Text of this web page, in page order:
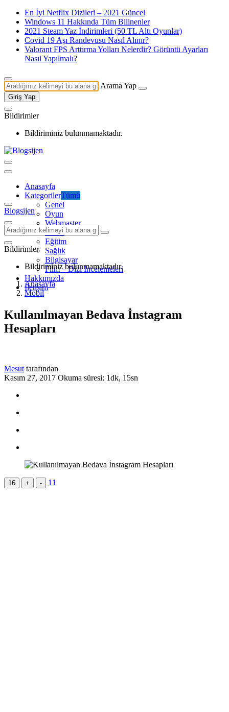
En İyi Netflix Dizileri – 2021 Güncel
Windows 11 Hakkında Tüm Bilinenler
2021 Steam Yaz İndirimleri (50 TL Altı Oyunlar)
Covid 19 Aşı Randevusu Nasıl Alınır?
Valorant FPS Arttırma Yolları Nelerdir? Görüntü Ayarları
Nasıl Yapılmalı?
Arama Yap
Giriş Yap
Bildirimler
Bildiriminiz bulunmamaktadır.
Anasayfa
KategorilerTümü
Genel
Oyun
Webmaster
Mobil
Eğitim
Sağlık
Bilgisayar
Film – Dizi İncelemeleri
Hakkımızda
İletişim
Blogsijen
Bildirimler
Bildiriminiz bulunmamaktadır.
Anasayfa
Mobil
Kullanılmayan Bedava İnstagram
Hesapları
Mesut tarafından
Kasım 27, 2017 Okuma süresi: 1dk, 15sn
16 + - 11